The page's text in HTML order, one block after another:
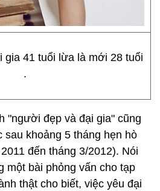
gia 41 tuổi lừa là mới 28 tuổi
.
"người đẹp và đại gia" cũng
sau khoảng 5 tháng hẹn hò
đến tháng 3/2012). Nói
một bài phỏng vấn cho tạp
thật cho biết, việc yêu đại